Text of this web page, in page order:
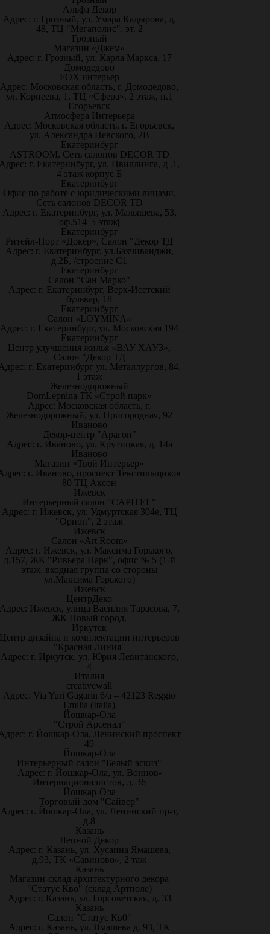
Альфа Декор
Адрес: г. Грозный, ул. Умара Кадырова, д.
48, ТЦ "Мегаполис", эт. 2
Грозный
Магазин «Джем»
Адрес: г. Грозный, ул. Карла Маркса, 17
Домодедово
FOX интерьер
Адрес: Московская область, г. Домодедово,
ул. Корнеева, 1, ТЦ «Сфера», 2 этаж, п.1
Егорьевск
Атмосфера Интерьера
Адрес: Московская область, г. Егорьевск,
ул. Александра Невского, 2В
Екатеринбург
ASTROOM. Сеть салонов DECOR TD
г. Екатеринбург, ул. Цвиллинга, д .1,
4 этаж корпус Б
Екатеринбург
Офис по работе с юридическими лицами.
Сеть салонов DECOR TD
Адрес: г. Екатеринбург, ул. Малышева, 53,
оф.514 |5 этаж|
Екатеринбург
Ритейл-Порт «Докер», Салон "Декор ТД
Адрес: г. Екатеринбург, ул.Бахчиванджи,
д.2Б, /строение С1
Екатеринбург
Салон "Сан Марко"
Адрес: г. Екатеринбург, Верх-Исетский
бульвар, 18
Екатеринбург
Салон «LOYMINA»
Адрес: г. Екатеринбург, ул. Московская 194
Екатеринбург
Центр улучшения жилья «ВАУ ХАУЗ»,
Салон "Декор ТД
г. Екатеринбург ул. Металлургов, 84,
1 этаж
Железнодорожный
DomLepnina ТК «Строй парк»
Адрес: Московская область, г.
Железнодорожный, ул. Пригородная, 92
Иваново
Декор-центр "Арагон"
Адрес: г. Иваново, ул. Крутицкая, д. 14а
Иваново
Магазин «Твой Интерьер»
г. Иваново, проспект Текстильщиков
80 ТЦ Аксон
Ижевск
Интерьерный салон "CAPITEL"
Адрес: г. Ижевск, ул. Удмуртская 304е, ТЦ
"Орион", 2 этаж
Ижевск
Салон «Art Room»
Адрес: г. Ижевск, ул. Максима Горького,
д.157, ЖК "Ривьера Парк", офис № 5 (1-й
этаж, входная группа со стороны
ул.Максима Горького)
Ижевск
ЦентрДеко
Ижевск, улица Василия Тарасова, 7,
ЖК Новый город.
Иркутск
дизайна и комплектации интерьеров
"Красная Линия"
Адрес: г. Иркутск, ул. Юрия Левитанского,
4
Италия
creativewall
Адрес: Via Yuri Gagarin 6/a – 42123 Reggio
Emilia (Italia)
Йошкар-Ола
"Строй Арсенал"
г. Йошкар-Ола, Ленинский проспект
49
Йошкар-Ола
Интерьерный салон "Белый эскиз"
Адрес: г. Йошкар-Ола, ул. Воинов-
Интернационалистов, д. 36
Йошкар-Ола
Торговый дом "Сайвер"
Адрес: г. Йошкар-Ола, ул. Ленинский пр-т,
д.8
Казань
Лепной Декор
Адрес: г. Казань, ул. Хусаина Ямашева,
д.93, ТК «Савиново», 2 таж
Казань
Магазин-склад архитектурного декора
"Статус Кво" (склад Артполе)
Адрес: г. Казань, ул. Горсоветская, д. 33
Казань
Салон "Статус Кв0"
Адрес: г. Казань, ул. Ямашева д. 93, ТК